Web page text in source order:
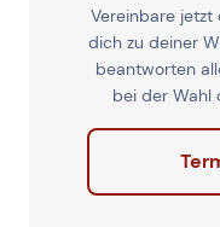
Vereinbare jetzt
dich zu deiner
beantworten
bei der Wahl